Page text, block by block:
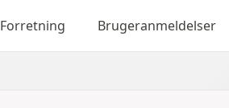
Forretning Brugeranmeldelser